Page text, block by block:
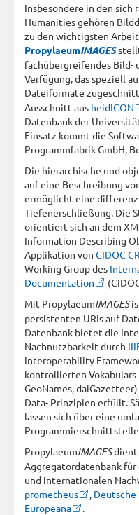
Insbesondere in den
Humanities gehören
zu den wichtigsten
PropylaeumIMAGES
fachübergreifendes
Verfügung, das speziell
Dateiformate
Ausschnitt aus heidICON
Datenbank der
Einsatz kommt die
Programmfabrik GmbH,
Die hierarchische und
auf eine Beschreibung
ermöglicht eine
Tiefenerschließung. Die
orientiert sich an dem
Information Describing
Applikation von CIDOC
Working Group des
Documentation
Mit PropylaeumIMAGES
persistenten URIs auf
Datenbank bietet die
Nachnutzbarkeit durch
Interoperability
kontrollierten Vokabulars
GeoNames,
Data- Prinzipien erfüllt.
lassen sich über eine
PropylaeumIMAGESdient
Aggregatordatenbank
und internationalen
prometheus
,
Europeana
.